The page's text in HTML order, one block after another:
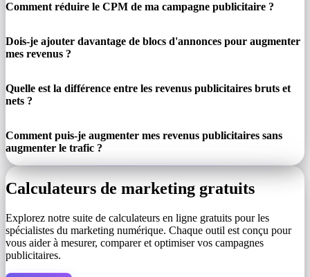
Comment réduire le CPM de ma campagne publicitaire ?
Dois-je ajouter davantage de blocs d'annonces pour augmenter
mes revenus ?
Quelle est la différence entre les revenus publicitaires bruts et
nets ?
Comment puis-je augmenter mes revenus publicitaires sans
augmenter le trafic ?
Calculateurs de marketing gratuits
Explorez notre suite de calculateurs en ligne gratuits pour les
spécialistes du marketing numérique. Chaque outil est conçu pour
vous aider à mesurer, comparer et optimiser vos campagnes
publicitaires.